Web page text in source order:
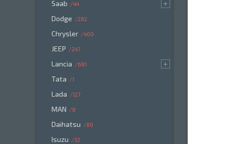
Saab 44
Dodge 282
Chrysler 400
JEEP 247
Lancia 681
Tata 1
Lada 127
MAN 8
Daihatsu 80
Isuzu 32